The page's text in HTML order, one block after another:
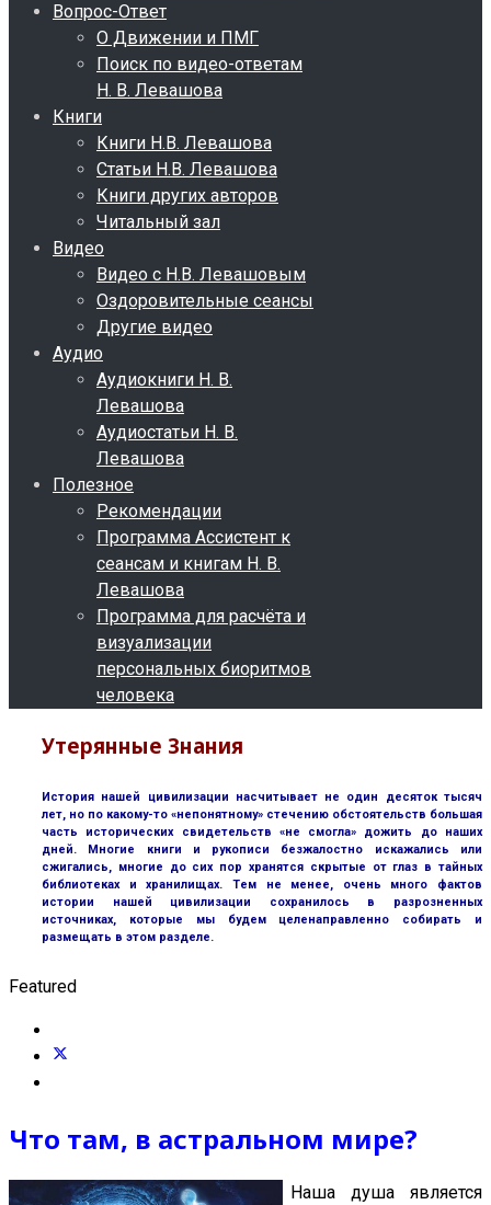
Вопрос-Ответ
О Движении и ПМГ
Поиск по видео-ответам
Н. В. Левашова
Книги
Книги Н.В. Левашова
Статьи Н.В. Левашова
Книги других авторов
Читальный зал
Видео
Видео с Н.В. Левашовым
Оздоровительные сеансы
Другие видео
Аудио
Аудиокниги Н. В.
Левашова
Аудиостатьи Н. В.
Левашова
Полезное
Рекомендации
Программа Ассистент к
сеансам и книгам Н. В.
Левашова
Программа для расчёта и
визуализации
персональных биоритмов
человека
Утерянные Знания
История нашей цивилизации насчитывает не один десяток тысяч
лет, но по какому-то «непонятному» стечению обстоятельств большая
часть исторических свидетельств «не смогла» дожить до наших
дней. Многие книги и рукописи безжалостно искажались или
сжигались, многие до сих пор хранятся скрытые от глаз в тайных
библиотеках и хранилищах. Тем не менее, очень много фактов
истории нашей цивилизации сохранилось в разрозненных
источниках, которые мы будем целенаправленно собирать и
размещать в этом разделе.
Featured
Что там, в астральном мире?
Наша душа является